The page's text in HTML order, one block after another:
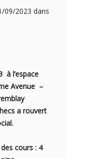
09/2023 dans
à l’espace
Avenue –
a rouvert
cours : 4